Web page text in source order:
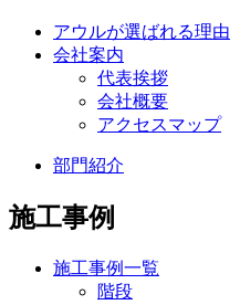
アウルが選ばれる理由
会社案内
代表挨拶
会社概要
アクセスマップ
部門紹介
施工事例
施工事例一覧
階段